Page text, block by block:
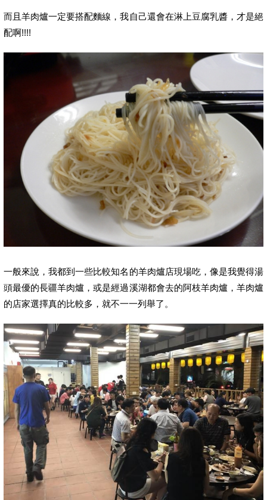
而且羊肉爐一定要搭配麵線，我自己還會在淋上豆腐乳醬，才是絕
配啊!!!!
一般來說，我都到一些比較知名的羊肉爐店現場吃，像是我覺得湯
頭最優的長疆羊肉爐，或是經過溪湖都會去的阿枝羊肉爐，羊肉爐
的店家選擇真的比較多，就不一一列舉了。